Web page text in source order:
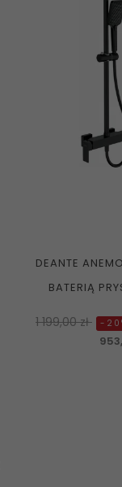
DEANTE
BATERIĄ
Normalna
1 199,00 zł -